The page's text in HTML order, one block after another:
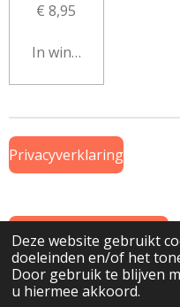
Deze website gebruikt
doeleinden en/of het
Door gebruik te blijven
u hiermee akkoord.
€ 8,95
In winkelwagen
Privacyverklaring
Algemene Voorwaarden
© 2019 Onderdeel van